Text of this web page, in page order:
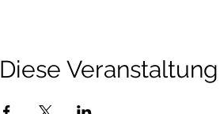
Diese